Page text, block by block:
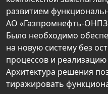
развитием
АО «Газпромнефть-
Было необходимо
на новую систему без
процессов и реализацию
Архитектура решения
тиражировать